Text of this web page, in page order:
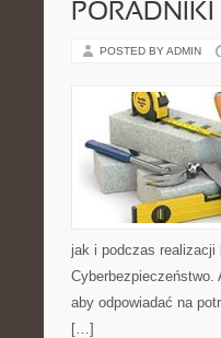
PORADNIKI
POSTED BY ADMIN
jak i podczas realizacji
Cyberbezpieczeństwo.
aby odpowiadać na
[…]